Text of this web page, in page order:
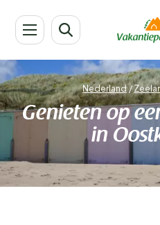
Nederland/
Genieten op
in